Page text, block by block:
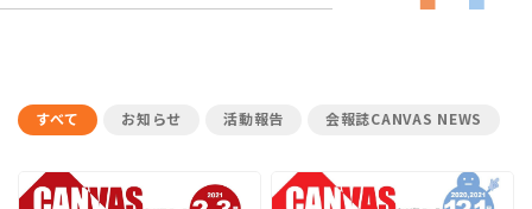
すべて お知らせ 活動報告 会報誌CANVAS NEWS